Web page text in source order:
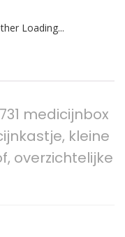
Loading...
medicijnbox
kleine
overzichtelijke